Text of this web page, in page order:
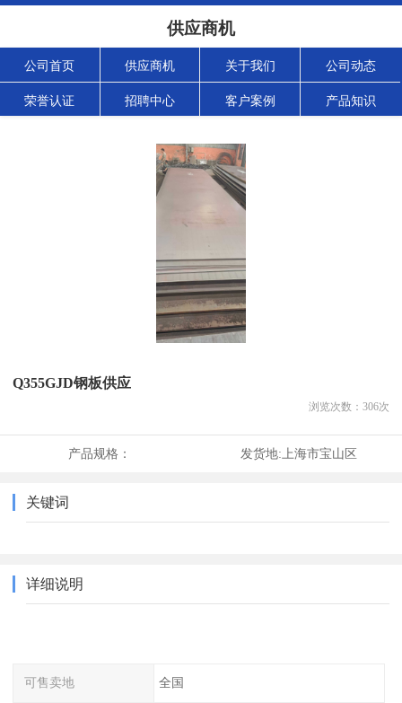
供应商机
公司首页 供应商机 关于我们 公司动态
荣誉认证 招聘中心 客户案例 产品知识
Q355GJD钢板供应
浏览次数： 306次
产品规格： 发货地: 上海市宝山区
关键词
详细说明
可售卖地 全国